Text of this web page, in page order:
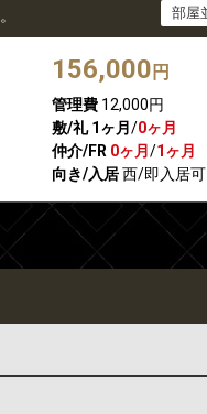
156,000 円
管理費12,000円
敷/礼 1ヶ月 /0ヶ月
仲介/FR 0ヶ月 /1ヶ月
向き/入居西/即入居可